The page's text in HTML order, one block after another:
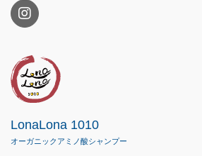
LonaLona 1010
オーガニックアミノ酸シャンプー